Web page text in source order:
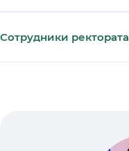
Сотрудники ректората